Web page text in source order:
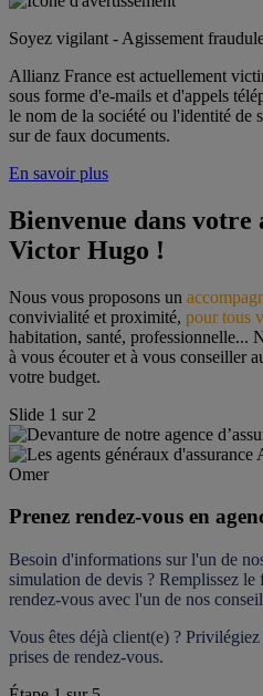
Soyez vigilant - Agissement
Allianz France est actuellement
sous forme d'e-mails et d'appels
le nom de la société ou l'identité de
sur de faux documents.
En savoir plus
Bienvenue dans votre
Victor Hugo !
Nous vous proposons un
convivialité et proximité, pour tous
habitation, santé, professionnelle...
à vous écouter et à vous conseiller
votre budget.
Slide 1 sur 2
Prenez rendez-vous en
Besoin d'informations sur l'un de
simulation de devis ? Remplissez
rendez-vous avec l'un de nos
Vous êtes déjà client(e) ?
prises de rendez-vous.